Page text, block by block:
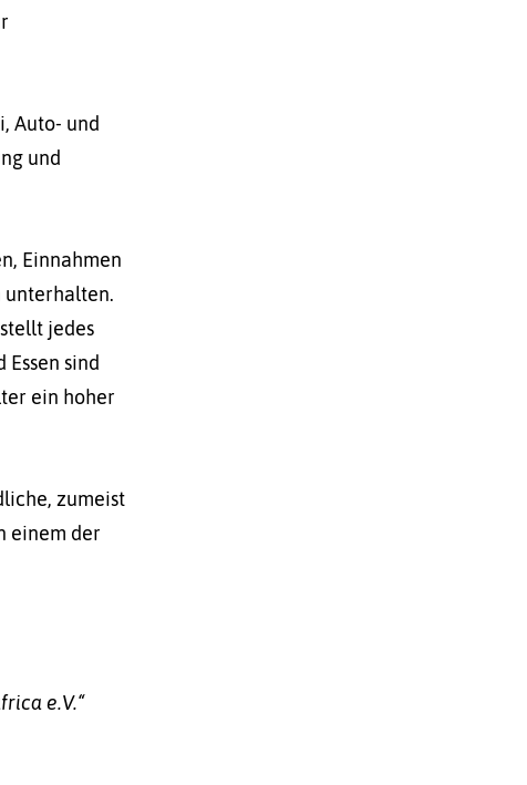
Auto- und
und
Einnahmen
unterhalten.
jedes
sind
ein hoher
zumeist
einem der
e.V.“